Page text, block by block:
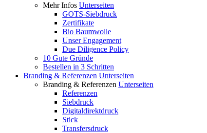
Mehr Infos Unterseiten
GOTS-Siebdruck
Zertifikate
Bio Baumwolle
Unser Engagement
Due Diligence Policy
10 Gute Gründe
Bestellen in 3 Schritten
Branding & Referenzen Unterseiten
Branding & Referenzen Unterseiten
Referenzen
Siebdruck
Digitaldirektdruck
Stick
Transfersdruck